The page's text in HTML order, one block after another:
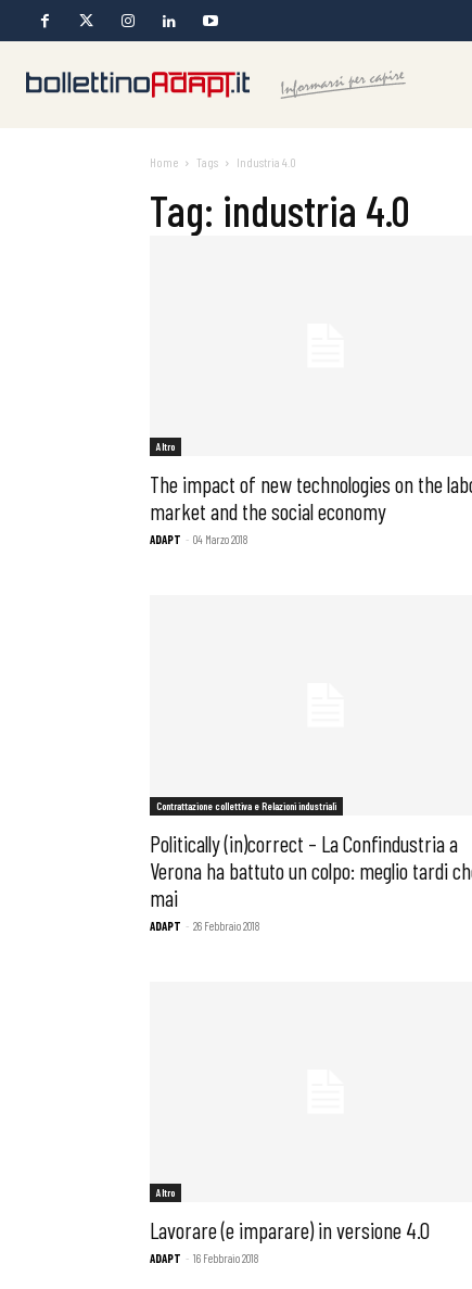
Home Tags Industria 4.0
Tag: industria 4.0
Altro
The impact of new technologies on the
market and the social economy
ADAPT - 04 Marzo 2018
Contrattazione collettiva e Relazioni industriali
Politically (in)correct – La Confindustria a
Verona ha battuto un colpo: meglio tardi
mai
ADAPT - 26 Febbraio 2018
Altro
Lavorare (e imparare) in versione 4.0
ADAPT - 16 Febbraio 2018